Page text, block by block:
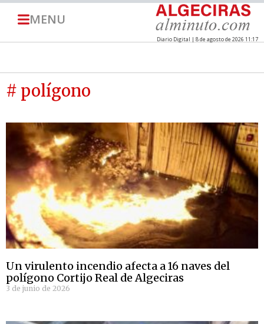
MENU
Diario Digital | 8 de agosto de 2026 11:17
# polígono
Un virulento incendio afecta a 16 naves del
polígono Cortijo Real de Algeciras
3 de junio de 2026